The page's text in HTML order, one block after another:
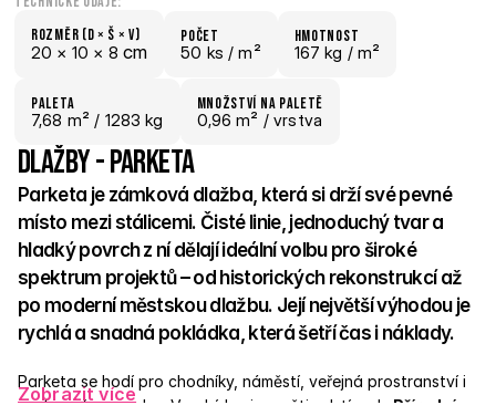
Rozměr (D × š × V)
20 × 10 × 8 cm
počet
50 ks / m²
hmotnost
167 kg / m²
paletA
7,68 m² / 1283 kg
Množství na paletě
0,96 m² / vrstva
Dlažby - Parketa
Parketa je zámková dlažba, která si drží své pevné
místo mezi stálicemi. Čisté linie, jednoduchý tvar a
hladký povrch z ní dělají ideální volbu pro široké
spektrum projektů – od historických rekonstrukcí až
po moderní městskou dlažbu. Její největší výhodou je
rychlá a snadná pokládka, která šetří čas i náklady.
Parketa se hodí pro chodníky, náměstí, veřejná prostranství i
soukromé pozemky.  V nabídce je v pěti odstínech:
Přírodní,
Zobrazit více